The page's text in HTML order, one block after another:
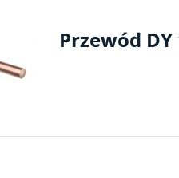
Przewód DY